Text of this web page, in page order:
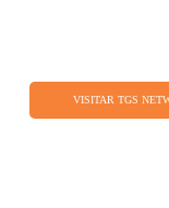
VISITAR TGS